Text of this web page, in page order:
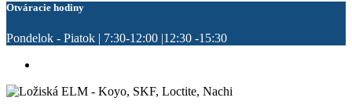
Otváracie hodiny
Pondelok - Piatok | 7:30-12:00 |12:30 -15:30